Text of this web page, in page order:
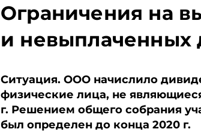
Ограничения на
и невыплаченных
Ситуация. ООО начислило
физические лица, не
г. Решением общего собрания
был определен до конца 2020 г.